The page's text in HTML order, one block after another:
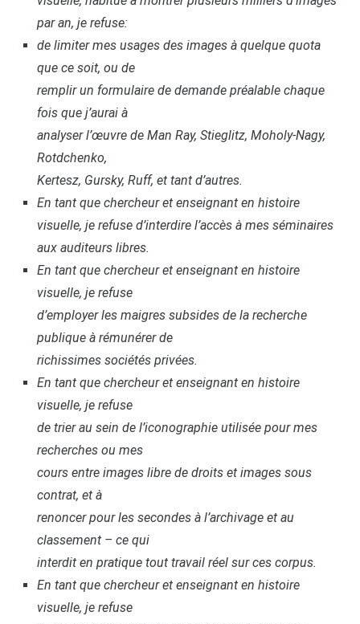
par an, je refuse:
de limiter mes usages des images à quelque quota
que ce soit, ou de
remplir un formulaire de demande préalable chaque
fois que j’aurai à
analyser l’œuvre de Man Ray, Stieglitz, Moholy-Nagy,
Rotdchenko,
Kertesz, Gursky, Ruff, et tant d’autres.
En tant que chercheur et enseignant en histoire
visuelle, je refuse d’interdire l’accès à mes séminaires
aux auditeurs libres.
En tant que chercheur et enseignant en histoire
visuelle, je refuse
d’employer les maigres subsides de la recherche
publique à rémunérer de
richissimes sociétés privées.
En tant que chercheur et enseignant en histoire
visuelle, je refuse
de trier au sein de l’iconographie utilisée pour mes
recherches ou mes
cours entre images libre de droits et images sous
contrat, et à
renoncer pour les secondes à l’archivage et au
classement – ce qui
interdit en pratique tout travail réel sur ces corpus.
En tant que chercheur et enseignant en histoire
visuelle, je refuse